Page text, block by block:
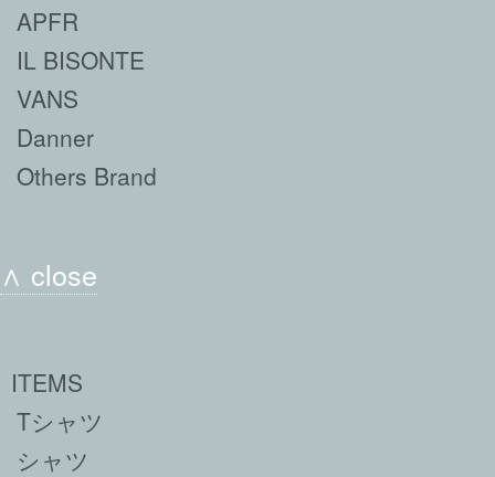
APFR
IL BISONTE
VANS
Danner
Others Brand
∧ close
ITEMS
Tシャツ
シャツ